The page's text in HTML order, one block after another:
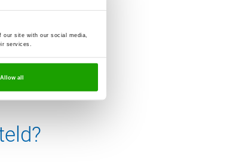
site with our social media,
services.
Allow all